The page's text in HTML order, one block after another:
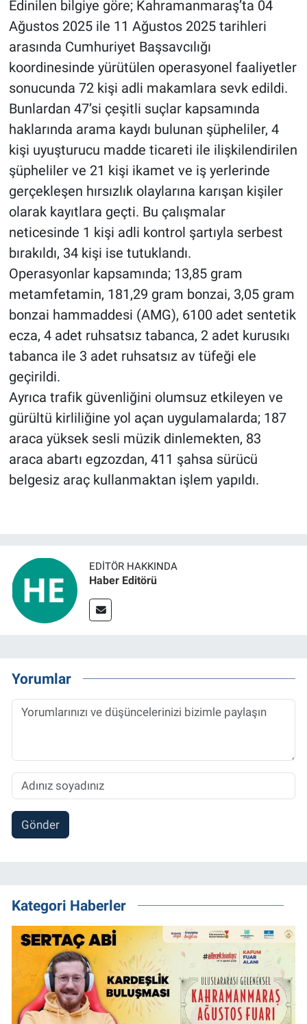
Edinilen bilgiye göre; Kahramanmaraş’ta 04
Ağustos 2025 ile 11 Ağustos 2025 tarihleri
arasında Cumhuriyet Başsavcılığı
koordinesinde yürütülen operasyonel faaliyetler
sonucunda 72 kişi adli makamlara sevk edildi.
Bunlardan 47’si çeşitli suçlar kapsamında
haklarında arama kaydı bulunan şüpheliler, 4
kişi uyuşturucu madde ticareti ile ilişkilendirilen
şüpheliler ve 21 kişi ikamet ve iş yerlerinde
gerçekleşen hırsızlık olaylarına karışan kişiler
olarak kayıtlara geçti. Bu çalışmalar
neticesinde 1 kişi adli kontrol şartıyla serbest
bırakıldı, 34 kişi ise tutuklandı.
Operasyonlar kapsamında; 13,85 gram
metamfetamin, 181,29 gram bonzai, 3,05 gram
bonzai hammaddesi (AMG), 6100 adet sentetik
ecza, 4 adet ruhsatsız tabanca, 2 adet kurusıkı
tabanca ile 3 adet ruhsatsız av tüfeği ele
geçirildi.
Ayrıca trafik güvenliğini olumsuz etkileyen ve
gürültü kirliliğine yol açan uygulamalarda; 187
araca yüksek sesli müzik dinlemekten, 83
araca abartı egzozdan, 411 şahsa sürücü
belgesiz araç kullanmaktan işlem yapıldı.
EDITÖR HAKKINDA
Haber Editörü
Yorumlar
Gönder
Kategori Haberler
ÇEVRE
HABERDE İNSAN
EĞİTİM
BİLİM VE TEKNOLOJİ
Güvenlik
Bölge